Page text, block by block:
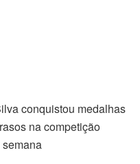
conquistou medalhas
na competição